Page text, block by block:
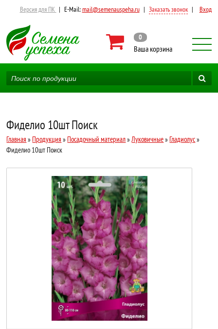
Версия для ПК | E-Mail:mail@semenauspeha.ru | Заказать звонок | Вход
0
Ваша корзина
Фиделио 10шт Поиск
Главная » Продукция » Посадочный материал» Луковичные» Гладиолус»
Фиделио 10шт Поиск